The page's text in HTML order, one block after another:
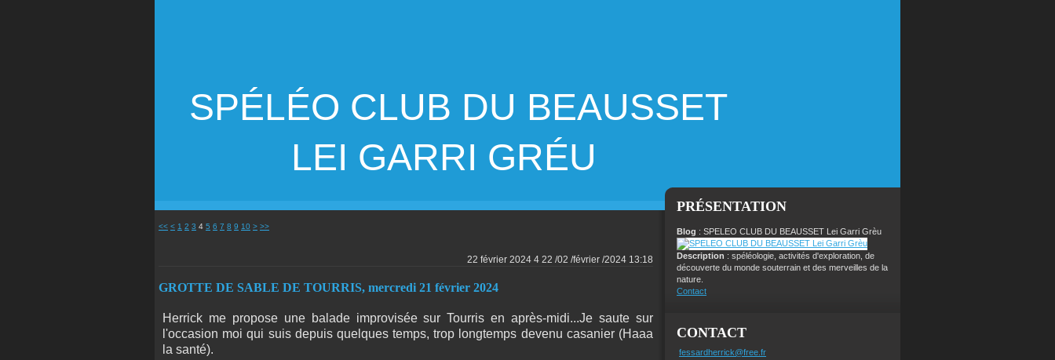
SPÉLÉO CLUB DU BEAUSSET
LEI GARRI GRÉU
<< < 1 2 3 4 5 6 7 8 9 10 20
30
40
50
> >>
22 février 2024 4 22 /02 /février /2024 13:18
GROTTE DE SABLE DE TOURRIS, mercredi 21 février 2024
Herrick me propose une balade improvisée sur Tourris en après-midi...Je saute sur
l'occasion moi qui suis depuis quelques temps, trop longtemps devenu casanier (Haaa
la santé).
PRÉSENTATION
Blog : SPELEO CLUB DU BEAUSSET Lei Garri Grèu
Description : spéléologie, activités d'exploration, de
découverte du monde souterrain et des merveilles de la
nature.
Contact
CONTACT
fessardherrick@free.fr